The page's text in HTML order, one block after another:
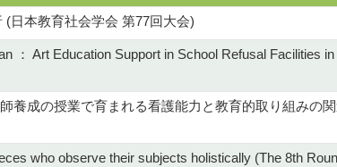
日本教育社会学会 第77回大会)
： Art Education Support in School Refusal Facilities
養成の授業で育まれる看護能力と教育的取り組みの
who observe their subjects holistically (The 8th